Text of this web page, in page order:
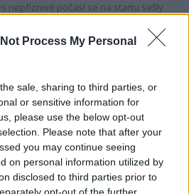
Process My Personal
sale, sharing to third parties, or
or sensitive information for
please use the below opt-out
Please note that after your
you may continue seeing
on personal information utilized by
disclosed to third parties prior to
nepříznivé počasí se na startu sešly